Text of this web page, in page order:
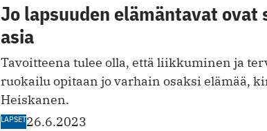
Jo lapsuuden elämäntavat ovat
asia
Tavoitteena tulee olla, että liikkuminen ja
ruokailu opitaan jo varhain osaksi elämää,
Heiskanen.
LAPSET26.6.2023